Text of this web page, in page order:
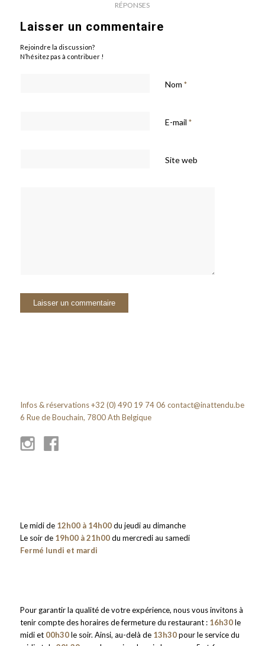
RÉPONSES
Laisser un commentaire
Rejoindre la discussion?
N’hésitez pas à contribuer !
Nom *
E-mail *
Site web
Infos & réservations +32 (0) 490 19 74 06 contact@inattendu.be
6 Rue de Bouchain, 7800 Ath Belgique
Le midi de 12h00 à 14h00du jeudi au dimanche
Le soir de 19h00 à 21h00du mercredi au samedi
Fermé lundi et mardi
Pour garantir la qualité de votre expérience, nous vous invitons à
tenir compte des horaires de fermeture du restaurant : 16h30le
midi et 00h30le soir. Ainsi, au-delà de 13h30pour le service du